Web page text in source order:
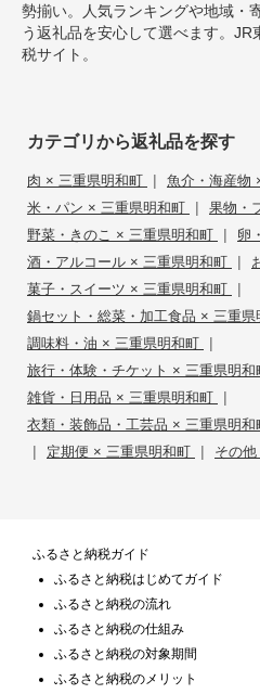
勢揃い。人気ランキングや地域・
う返礼品を安心して選べます。
税サイト。
カテゴリから返礼品を探す
肉 × 三重県明和町 | 魚介・海産物
米・パン × 三重県明和町 | 果物・
野菜・きのこ × 三重県明和町 | 卵
酒・アルコール × 三重県明和町 |
菓子・スイーツ × 三重県明和町 |
鍋セット・総菜・加工食品 × 三重県
調味料・油 × 三重県明和町 |
旅行・体験・チケット × 三重県明和
雑貨・日用品 × 三重県明和町 |
衣類・装飾品・工芸品 × 三重県明和
| 定期便 × 三重県明和町 | その
ふるさと納税ガイド
ふるさと納税はじめてガイド
ふるさと納税の流れ
ふるさと納税の仕組み
ふるさと納税の対象期間
ふるさと納税のメリット